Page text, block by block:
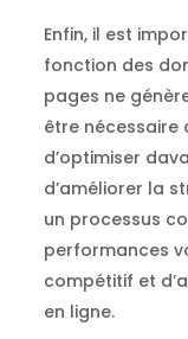
Enfin, il est
fonction des
pages ne
être nécessaire
d’optimiser
d’améliorer la
un processus
performances
compétitif et
en ligne.